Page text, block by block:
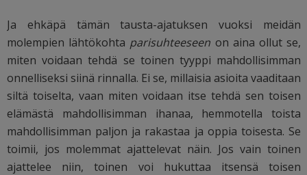
Ja ehkäpä tämän tausta-ajatuksen vuoksi meidän
molempien lähtökohta parisuhteeseen on aina ollut se,
miten voidaan tehdä se toinen tyyppi mahdollisimman
onnelliseksi siinä rinnalla. Ei se, millaisia asioita vaaditaan
siltä toiselta, vaan miten voidaan itse tehdä sen toisen
elämästä mahdollisimman ihanaa, hemmotella toista
mahdollisimman paljon ja rakastaa ja oppia toisesta. Se
toimii, jos molemmat ajattelevat näin. Jos vain toinen
ajattelee niin, toinen voi hukuttaa itsensä toisen